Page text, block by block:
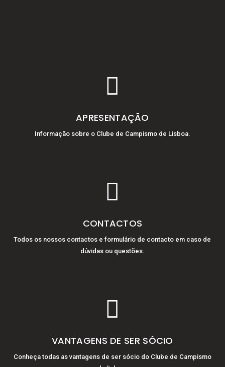

APRESENTAÇÃO
Informação sobre o Clube de Campismo de Lisboa.

CONTACTOS
Todos os nossos contactos e formulário de contacto em caso de
dúvidas ou questões.

VANTAGENS DE SER SÓCIO
Conheça todas as vantagens de ser sócio do Clube de Campismo